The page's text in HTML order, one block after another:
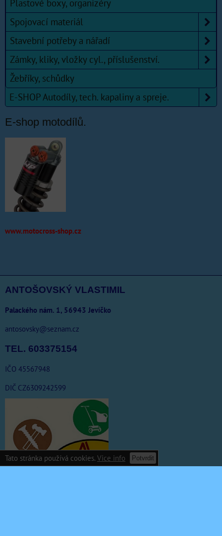
Plastové boxy, organizéry
Spojovací materiál
Stavební potřeby a nářadí
Zámky, kliky, vložky cyl., příslušenství.
Žebříky, schůdky
E-SHOP Autodíly, tech. kapaliny a spreje.
E-shop motodílů.
www.motocross-shop.cz
ANTOŠOVSKÝ VLASTIMIL
Palackého nám. 1, 56943 Jevíčko
antosovsky@seznam.cz
TEL. 603375154
IČO 45567948
DIČ CZ6309242599
Tato stránka používá cookies. Vice info Potvrdit